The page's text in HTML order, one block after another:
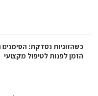
כשהזוגיות נסדקת:
הזמן לפנות לטיפול מקצועי